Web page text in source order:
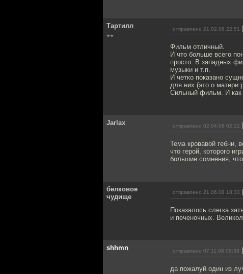
Тартилл
⭐⭐
отправлено 21.02.08 22:51
Фильм отличный.
И что больше всего
просто. В западных
музыки и т.п.
И четко показано
для них (это о матери
Сильный фильм. И как
Jarlax отправлено 02.04.08 02:21
Тема кровавой гебни,
что герой, которого
большие сомнения,
белковое
чудище
отправлено 21.06.08 18:33
Показалось слегка
и печеночных.
shhmn отправлено 07.11.08 08:38
да пожалуй один из